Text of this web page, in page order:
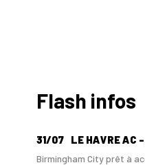
Flash infos
31/07 LE HAVRE AC
Birmingham City prêt à